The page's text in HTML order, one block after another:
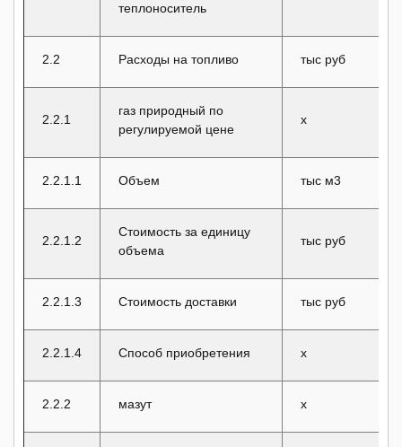
теплоноситель
2.2 Расходы на топливо тыс руб
2.2.1
газ природный по
регулируемой цене
x
2.2.1.1 Объем тыс м3
2.2.1.2
Стоимость за единицу
объема
тыс руб
2.2.1.3 Стоимость доставки тыс руб
2.2.1.4 Способ приобретения x
2.2.2 мазут x